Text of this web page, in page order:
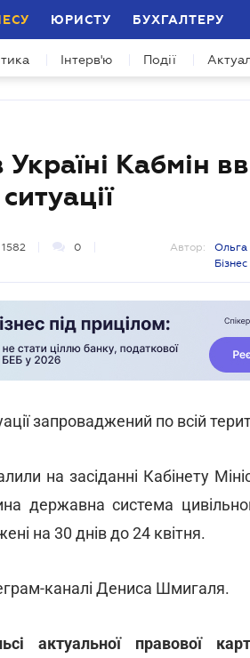
ЮРИСТУ БУХГАЛТЕРУ
Інтерв'ю Події
Кабмін
1582 0 Автор:
Ольга
Бізнес
запроваджений по всій
на засіданні Кабінету
державна система
на 30 днів до 24 квітня.
каналі Дениса Шмигаля.
актуальної правової